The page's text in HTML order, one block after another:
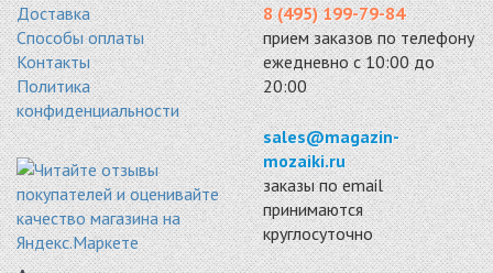
DAO-636-15-4
мрамор 300x300
6146 руб. / кв.м.
DAO-539-23-4
мрамор 300x300
6146 руб. / кв.м.
STN10154
мрамор 300x300
5424 руб. / кв.м.
-18% -18% -15%
Доставка
Способы оплаты
Контакты
Политика
конфиденциальности
8 (495) 199-79-84
прием заказов по телефону
ежедневно с 10:00 до
20:00
sales@magazin-
mozaiki.ru
заказы по email
принимаются
круглосуточно